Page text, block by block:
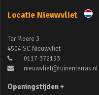
Locatie Nieuwvliet
Ter Moere 3
4504 SC Nieuwvliet
0117-372193
nieuwvliet@tuinenterras.nl
Openingstijden +